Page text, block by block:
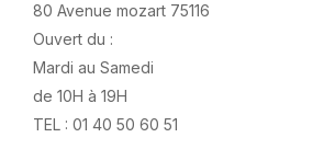
80 Avenue mozart 75116
Ouvert du :
Mardi au Samedi
de 10H à 19H
TEL : 01 40 50 60 51